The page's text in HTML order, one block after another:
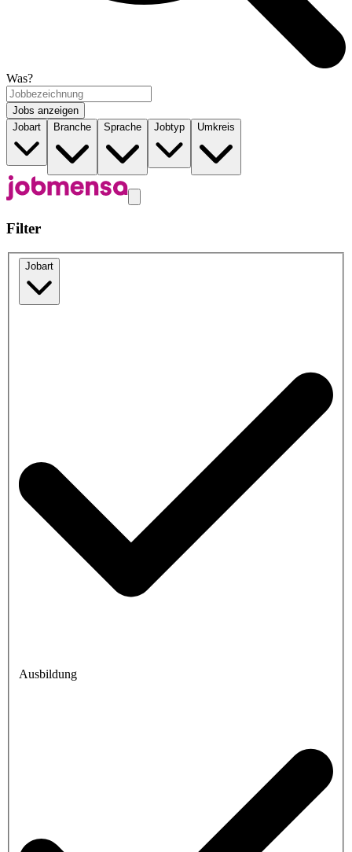
Was?
Jobs anzeigen
Jobart
Branche Sprache Jobtyp Umkreis
Filter
Jobart
Ausbildung